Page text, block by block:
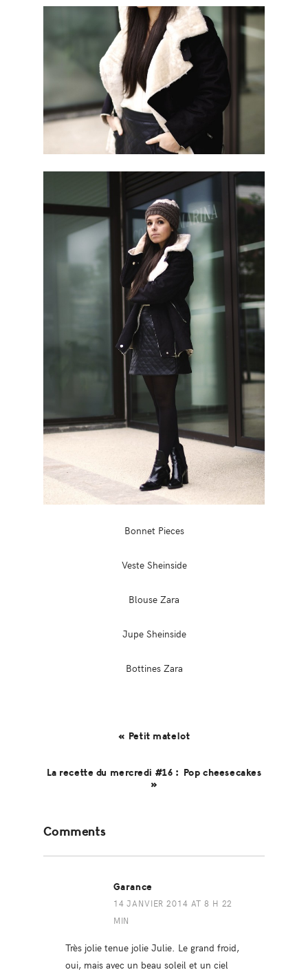
Bonnet Pieces
Veste Sheinside
Blouse Zara
Jupe Sheinside
Bottines Zara
« Petit matelot
La recette du mercredi #16 : Pop cheesecakes
»
Interactions
Comments
Garance
14 JANVIER 2014 AT 8 H 22
MIN
Très jolie tenue jolie Julie. Le grand froid,
oui, mais avec un beau soleil et un ciel